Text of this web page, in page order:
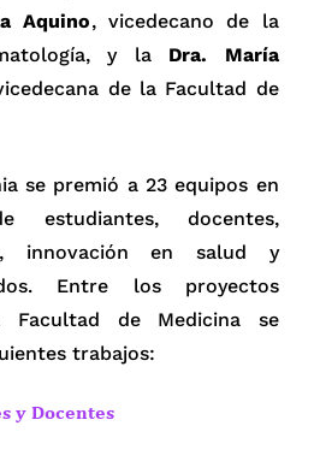
Aquino, vicedecano de la
y la Dra. María
de la Facultad de
se premió a 23 equipos en
estudiantes, docentes,
innovación en salud y
Entre los proyectos
Facultad de Medicina se
trabajos:
y Docentes